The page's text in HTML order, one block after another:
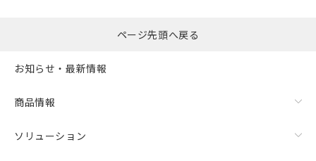
ページ先頭へ戻る
お知らせ・最新情報
商品情報
ソリューション